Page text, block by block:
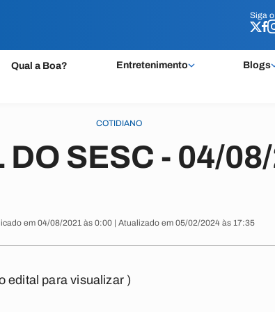
Siga o
Qual a Boa? Entretenimento Blogs
Siga o
COTIDIANO
DO SESC - 04/
em 04/08/2021 às 0:00 | Atualizado em 05/02/2024 às 17:35
edital para visualizar )